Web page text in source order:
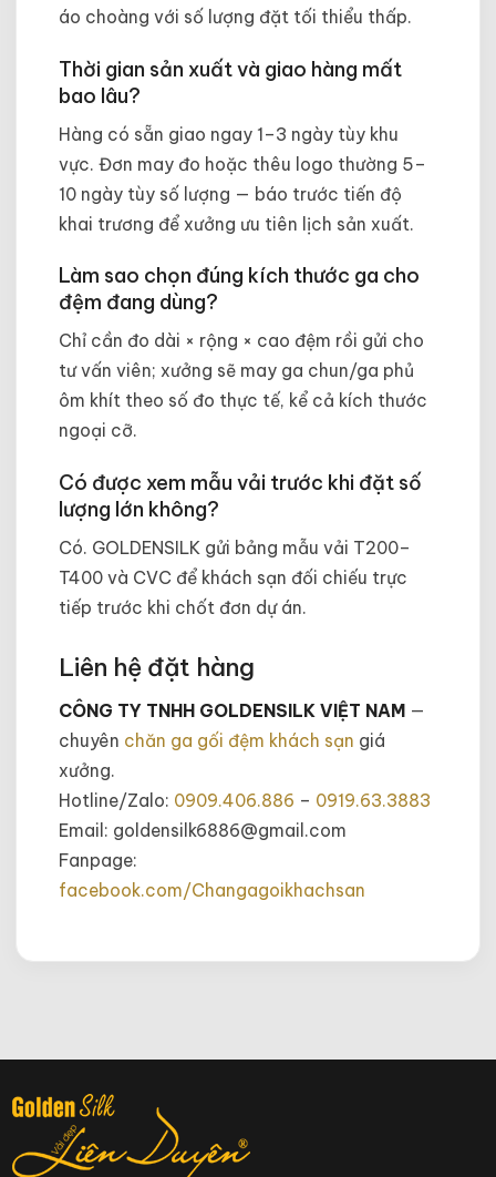
áo choàng với số lượng đặt tối thiểu thấp.
Thời gian sản xuất và giao hàng mất
bao lâu?
Hàng có sẵn giao ngay 1–3 ngày tùy khu
vực. Đơn may đo hoặc thêu logo thường 5–
10 ngày tùy số lượng — báo trước tiến độ
khai trương để xưởng ưu tiên lịch sản xuất.
Làm sao chọn đúng kích thước ga cho
đệm đang dùng?
Chỉ cần đo dài × rộng × cao đệm rồi gửi cho
tư vấn viên; xưởng sẽ may ga chun/ga phủ
ôm khít theo số đo thực tế, kể cả kích thước
ngoại cỡ.
Có được xem mẫu vải trước khi đặt số
lượng lớn không?
Có. GOLDENSILK gửi bảng mẫu vải T200–
T400 và CVC để khách sạn đối chiếu trực
tiếp trước khi chốt đơn dự án.
Liên hệ đặt hàng
CÔNG TY TNHH GOLDENSILK VIỆT NAM —
chuyên chăn ga gối đệm khách sạn giá
xưởng.
Hotline/Zalo: 0909.406.886 – 0919.63.3883
Email: goldensilk6886@gmail.com
Fanpage:
facebook.com/Changagoikhachsan